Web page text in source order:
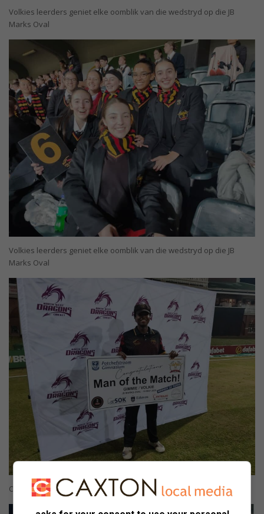
Volkies leerders geniet elke oomblik van die wedstryd op die JB
Marks Oval
Volkies leerders geniet elke oomblik van die wedstryd op die JB
Marks Oval
Olefa Padi is as die speler van die wedstryd aangewys.